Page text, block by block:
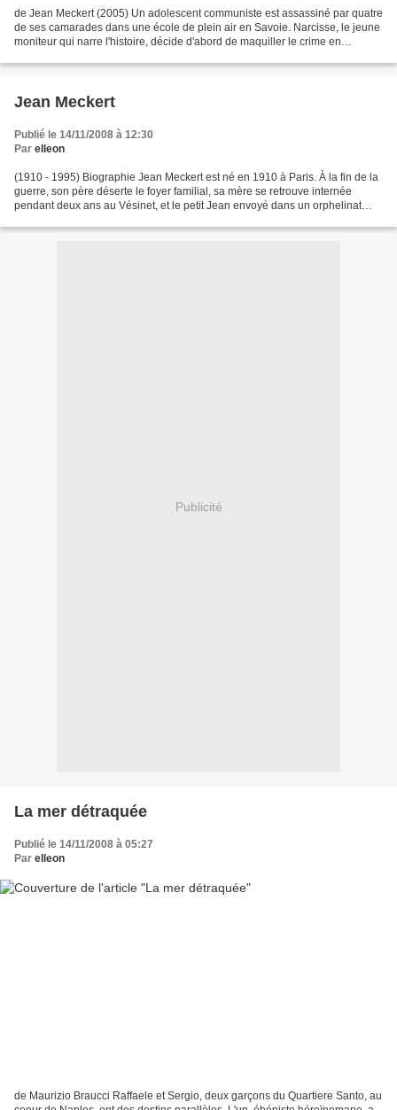
de Jean Meckert (2005) Un adolescent communiste est assassiné par quatre
de ses camarades dans une école de plein air en Savoie. Narcisse, le jeune
moniteur qui narre l'histoire, décide d'abord de maquiller le crime en
Jean Meckert
Publié le 14/11/2008 à 12:30
Par elleon
(1910 - 1995) Biographie Jean Meckert est né en 1910 à Paris. À la fin de la
guerre, son père déserte le foyer familial, sa mère se retrouve internée
pendant deux ans au Vésinet, et le petit Jean envoyé dans un orphelinat
Publicité
La mer détraquée
Publié le 14/11/2008 à 05:27
Par elleon
de Maurizio Braucci Raffaele et Sergio, deux garçons du Quartiere Santo, au